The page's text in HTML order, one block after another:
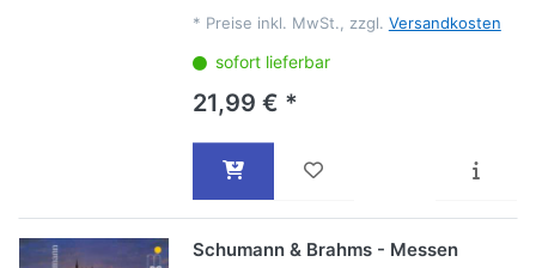
* Preise inkl. MwSt., zzgl. Versandkosten
sofort lieferbar
21,99 € *
Schumann & Brahms - Messen